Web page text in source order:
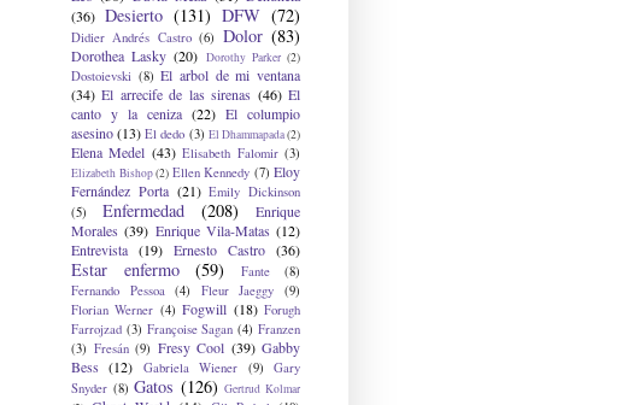
(36) Desierto (131) DFW (72)
Didier Andrés Castro (6) Dolor (83)
Dorothea Lasky (20) Dorothy Parker (2)
Dostoievski (8) El arbol de mi ventana
(34) El arrecife de las sirenas (46) El
canto y la ceniza (22) El columpio
asesino(13) El dedo (3) El Dhammapada(2)
Elena Medel (43) Elisabeth Falomir (3)
Elizabeth Bishop(2) Ellen Kennedy (7) Eloy
Fernández Porta (21) Emily Dickinson
(5)
Enfermedad (208)
Enrique
Morales (39) Enrique Vila-Matas (12)
Entrevista (19) Ernesto Castro (36)
Estar enfermo (59) Fante
(8)
Fernando Pessoa
(4) Fleur Jaeggy
(9)
Florian Werner (4) Fogwill (18) Forugh
Farrojzad (3) Françoise Sagan (4) Franzen
(3) Fresán (9) Fresy Cool (39) Gabby
Bess (12) Gabriela Wiener (9)
Gary
Snyder (8) Gatos (126) Gertrud Kolmar